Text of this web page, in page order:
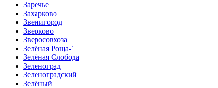
Заречье
Захарково
Звенигород
Зверково
Зверосовхоза
Зелёная Роща-1
Зелёная Слобода
Зеленоград
Зеленоградский
Зелёный